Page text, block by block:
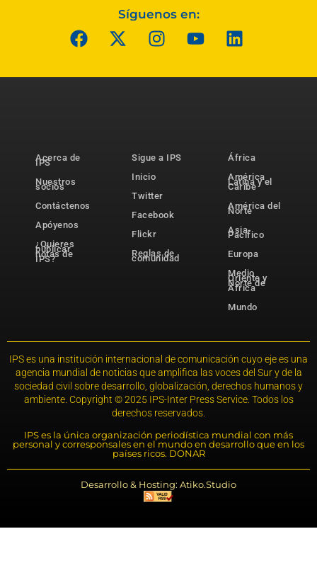
Síguenos en:
Acerca de
IPS
Nuestros
socios
Contáctenos
Apóyenos
¿Quieres
publicar
notas de
IPS?
Sigue a IPS
Inicio
Twitter
Facebook
Flickr
Reglas de
comunidad
África
América
Latina y el
Caribe
América del
Norte
Asia-
Pacífico
Europa
Medio
Oriente y
Norte de
África
Mundo
IPS es una institución internacional de comunicación cuyo eje es una
agencia mundial de noticias que amplifica las voces del Sur y de la
sociedad civil sobre desarrollo, globalización, derechos humanos y
ambiente. Copyright © 2025 IPS-Inter Press Service. Todos los
derechos reservados.
IPS es la única organización periodística mundial con más
personal y corresponsales en el mundo en desarrollo que en los
países ricos. DONAR
Desarrollo & Hosting: Atiko.Studio